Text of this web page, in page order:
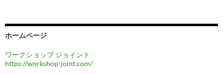
ホームページ
ワークショップ ジョイント
https://workshop-joint.com/